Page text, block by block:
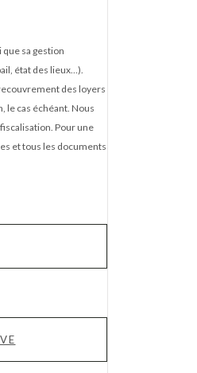
sa gestion
état des lieux…).
des loyers
le cas échéant. Nous
Pour une
et tous les documents